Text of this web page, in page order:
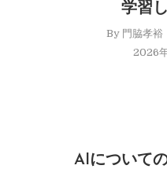
学習
By 門脇孝裕
2026
AIについて